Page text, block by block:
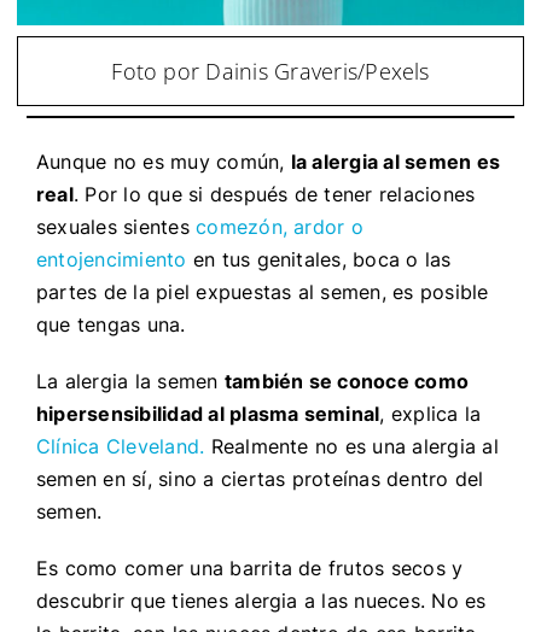
Foto por Dainis Graveris/Pexels
Aunque no es muy común, la alergia al semen es
real. Por lo que si después de tener relaciones
sexuales sientescomezón, ardor o
entojencimiento en tus genitales, boca o las
partes de la piel expuestas al semen, es posible
que tengas una.
La alergia la semen también se conoce como
hipersensibilidad al plasma seminal, explica la
Clínica Cleveland. Realmente no es una alergia al
semen en sí, sino a ciertas proteínas dentro del
semen.
Es como comer una barrita de frutos secos y
descubrir que tienes alergia a las nueces. No es